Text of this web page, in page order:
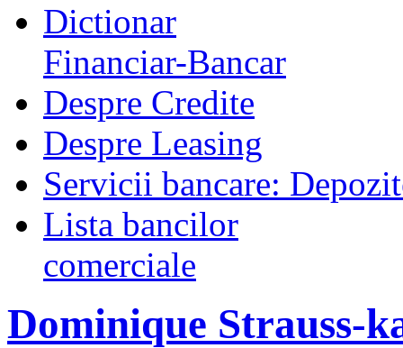
Dictionar
Financiar-Bancar
Despre Credite
Despre Leasing
Servicii bancare:
Lista bancilor
comerciale
Dominique Strauss-